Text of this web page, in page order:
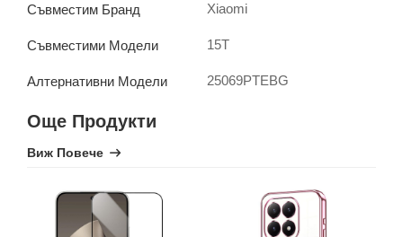
Съвместим Бранд Xiaomi
Съвместими Модели 15T
Алтернативни Модели 25069PTEBG
Още Продукти
Виж Повече